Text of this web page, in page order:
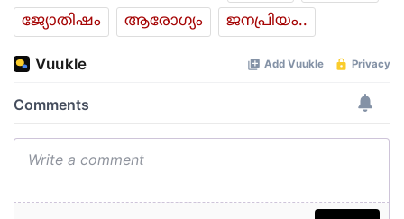
ജ്യോതിഷം
ആരോഗ്യം ജനപ്രിയം..